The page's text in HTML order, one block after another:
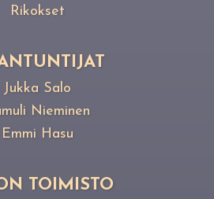
Rikokset
Jukka Salo
Nieminen
Emmi Hasu
TOIMISTO